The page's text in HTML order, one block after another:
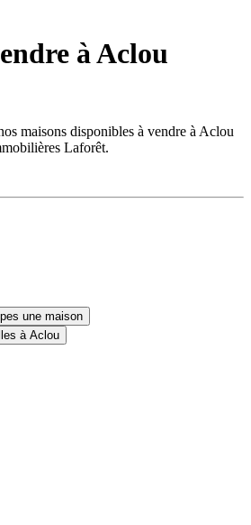
à Aclou
maisons disponibles à vendre à Aclou
Laforêt.
une maison
à Aclou